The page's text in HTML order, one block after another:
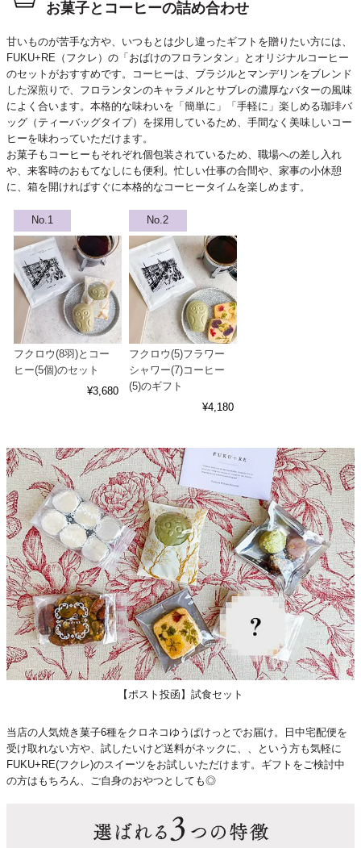
お菓子とコーヒーの詰め合わせ
甘いものが苦手な方や、いつもとは少し違ったギフトを贈りたい方には、
FUKU+RE（フクレ）の「おばけのフロランタン」とオリジナルコーヒー
のセットがおすすめです。コーヒーは、ブラジルとマンデリンをブレンド
した深煎りで、フロランタンのキャラメルとサブレの濃厚なバターの風味
によく合います。本格的な味わいを「簡単に」「手軽に」楽しめる珈琲バ
ッグ（ティーバッグタイプ）を採用しているため、手間なく美味しいコー
ヒーを味わっていただけます。
お菓子もコーヒーもそれぞれ個包装されているため、職場への差し入れ
や、来客時のおもてなしにも便利。忙しい仕事の合間や、家事の小休憩
に、箱を開ければすぐに本格的なコーヒータイムを楽しめます。
フクロウ(8羽)とコー
ヒー(5個)のセット
¥3,680
フクロウ(5)フラワー
シャワー(7)コーヒー
(5)のギフト
¥4,180
【ポスト投函】試食セット
当店の人気焼き菓子6種をクロネコゆうぱけっとでお届け。日中宅配便を
受け取れない方や、試したいけど送料がネックに、、という方も気軽に
FUKU+RE(フクレ)のスイーツをお試しいただけます。ギフトをご検討中
の方はもちろん、ご自身のおやつとしても◎